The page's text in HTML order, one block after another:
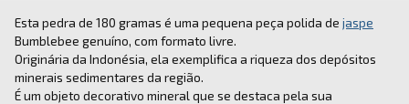
Esta pedra de 180 gramas é uma pequena peça polida de jaspe
Bumblebee genuíno, com formato livre.
Originária da Indonésia, ela exemplifica a riqueza dos depósitos
minerais sedimentares da região.
É um objeto decorativo mineral que se destaca pela sua